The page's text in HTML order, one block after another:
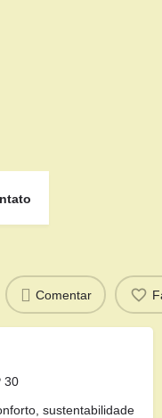
Comentar
30
sustentabilidade